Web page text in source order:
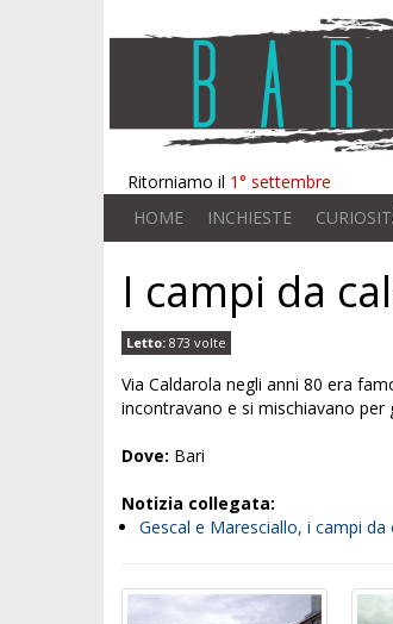
Ritorniamo il 1° settembre
HOME INCHIESTE
I campi da
Letto: 873 volte
Via Caldarola negli anni 80 era
incontravano e si mischiavano
Dove: Bari
Notizia collegata:
Gescal e Maresciallo, i campi